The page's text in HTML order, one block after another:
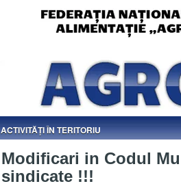
ACTIVITĂȚI ÎN TERITORIU
Modificari in Codul
sindicate !!!